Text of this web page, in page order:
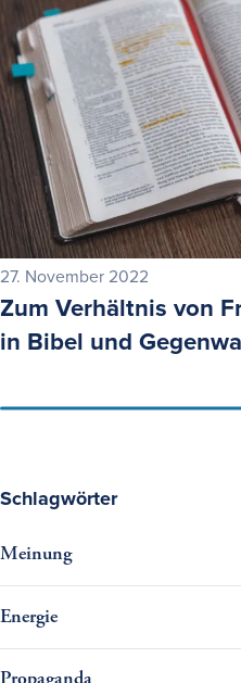
27. November 2022
Zum Verhältnis von
in Bibel und
Schlagwörter
Meinung
Energie